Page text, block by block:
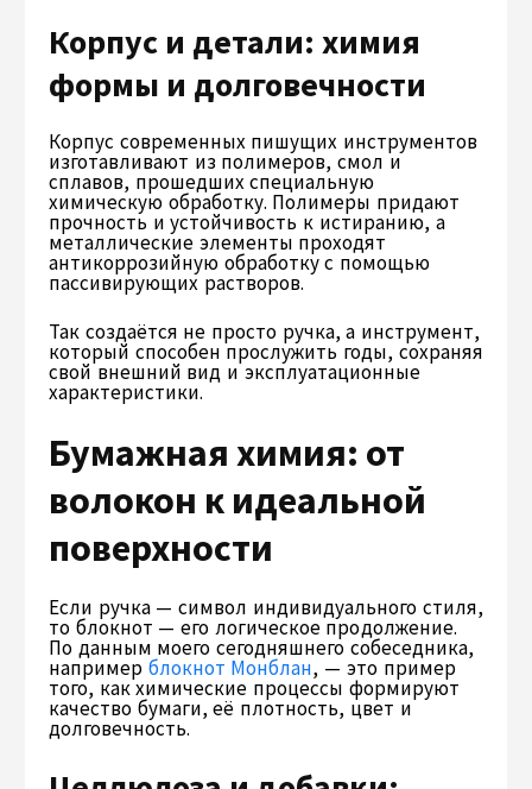
Корпус и детали: химия
формы и долговечности
Корпус современных пишущих инструментов
изготавливают из полимеров, смол и
сплавов, прошедших специальную
химическую обработку. Полимеры придают
прочность и устойчивость к истиранию, а
металлические элементы проходят
антикоррозийную обработку с помощью
пассивирующих растворов.
Так создаётся не просто ручка, а инструмент,
который способен прослужить годы, сохраняя
свой внешний вид и эксплуатационные
характеристики.
Бумажная химия: от
волокон к идеальной
поверхности
Если ручка — символ индивидуального стиля,
то блокнот — его логическое продолжение.
По данным моего сегодняшнего собеседника,
например блокнот Монблан, — это пример
того, как химические процессы формируют
качество бумаги, её плотность, цвет и
долговечность.